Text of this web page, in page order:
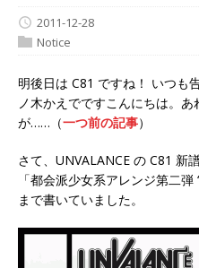
2011-12-28
Notice
明後日は C81 ですね！ いつも
ノ木かえでですこんにちは。
が……（一つ前の記事）
さて、UNVALANCE の C81 新
「都会派少女系アレンジ第二
まで書いていました。